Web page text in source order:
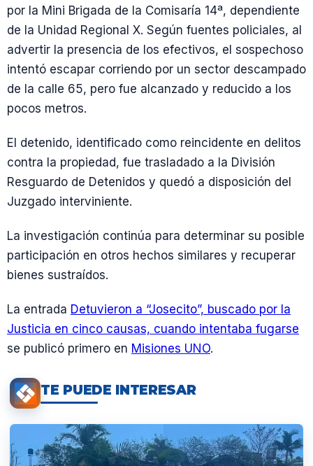
por la Mini Brigada de la Comisaría 14ª, dependiente
de la Unidad Regional X. Según fuentes policiales, al
advertir la presencia de los efectivos, el sospechoso
intentó escapar corriendo por un sector descampado
de la calle 65, pero fue alcanzado y reducido a los
pocos metros.
El detenido, identificado como reincidente en delitos
contra la propiedad, fue trasladado a la División
Resguardo de Detenidos y quedó a disposición del
Juzgado interviniente.
La investigación continúa para determinar su posible
participación en otros hechos similares y recuperar
bienes sustraídos.
La entrada Detuvieron a “Josecito”, buscado por la
Justicia en cinco causas, cuando intentaba fugarse
se publicó primero en Misiones UNO.
TE PUEDE INTERESAR